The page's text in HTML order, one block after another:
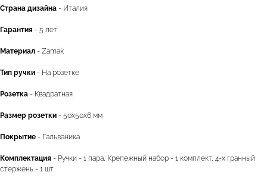
Страна дизайна - Италия
Гарантия - 5 лет
Материал - Zamak
Тип ручки - На розетке
Розетка - Квадратная
Размер розетки - 50x50x6 мм
Покрытие - Гальваника
Комплектация - Ручки - 1 пара, Крепежный набор - 1 комплект, 4-х гранный
стержень - 1 шт
двери.23
межкомнатные двери
наши работы
алюминиевые
перегородки